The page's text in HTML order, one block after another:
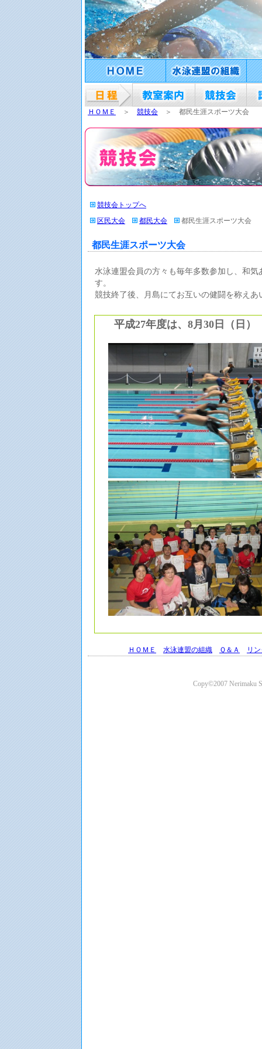
ＨＯＭＥ ＞ 競技会 ＞ 都民生涯スポーツ大会
競技会トップへ
区民大会
都民大会 都民生涯スポーツ大会
都民生涯スポーツ大会
水泳連盟会員の方々も毎年多数参加し、和
す。
競技終了後、月島にてお互いの健闘を称え
平成27年度は、8月30日（日
ＨＯＭＥ 水泳連盟の組織 Ｑ＆Ａ リ
Copy©2007 Nerimaku